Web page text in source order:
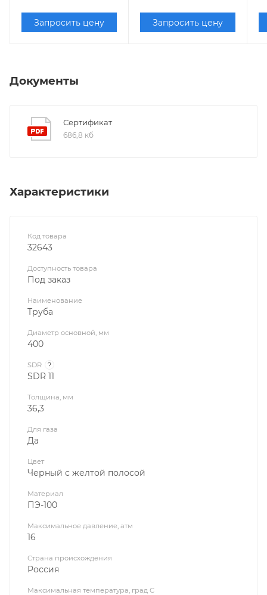
Запросить цену Запросить цену
Документы
Сертификат
686,8 кб
Характеристики
Код товара
32643
Доступность товара
Под заказ
Наименование
Труба
Диаметр основной, мм
400
SDR ?
SDR 11
Толщина, мм
36,3
Для газа
Да
Цвет
Черный с желтой полосой
Материал
ПЭ-100
Максимальное давление, атм
16
Страна происхождения
Россия
Максимальная температура, град С